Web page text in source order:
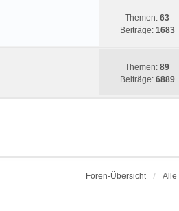
Themen:63
Beiträge: 1683
Themen:89
Beiträge: 6889
Foren-Übersicht Alle